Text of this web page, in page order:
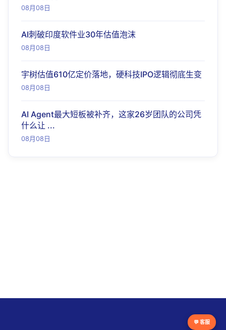
08月08日
AI刺破印度软件业30年估值泡沫
08月08日
宇树估值610亿定价落地，硬科技IPO逻辑彻底生变
08月08日
AI Agent最大短板被补齐，这家26岁团队的公司凭
什么让 ...
08月08日
💬 客服